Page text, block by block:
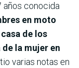
años conocida
en moto
de los
la mujer en
varias notas en